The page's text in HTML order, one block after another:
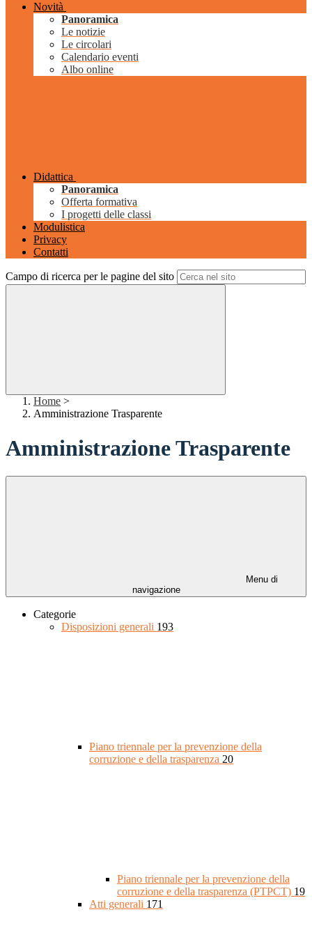
Novità
Panoramica
Le notizie
Le circolari
Calendario eventi
Albo online
Didattica
Panoramica
Offerta formativa
I progetti delle classi
Modulistica
Privacy
Contatti
Campo di ricerca per le pagine del sito
Home >
Amministrazione Trasparente
Amministrazione Trasparente
Menu di
navigazione
Categorie
Disposizioni generali 193
Piano triennale per la prevenzione della
corruzione e della trasparenza 20
Piano triennale per la prevenzione della
corruzione e della trasparenza (PTPCT) 19
Atti generali 171